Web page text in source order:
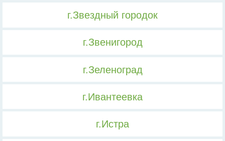
г.Звездный городок
г.Звенигород
г.Зеленоград
г.Ивантеевка
г.Истра